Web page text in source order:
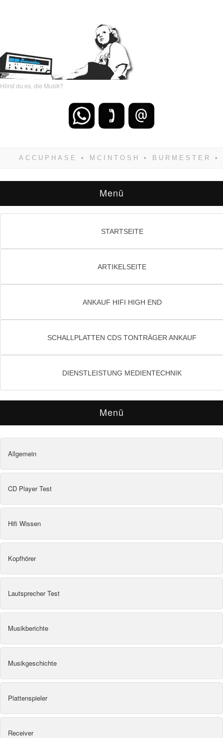
Hörst du es, die Musik?
zwangsläufig siegen! Und noch was: Hifi
Menü
STARTSEITE
ARTIKELSEITE
ANKAUF HIFI HIGH END
SCHALLPLATTEN CDS TONTRÄGER ANKAUF
DIENSTLEISTUNG MEDIENTECHNIK
Menü
Allgemein
CD Player Test
Hifi Wissen
Kopfhörer
Lautsprecher Test
Musikberichte
Musikgeschichte
Plattenspieler
Receiver